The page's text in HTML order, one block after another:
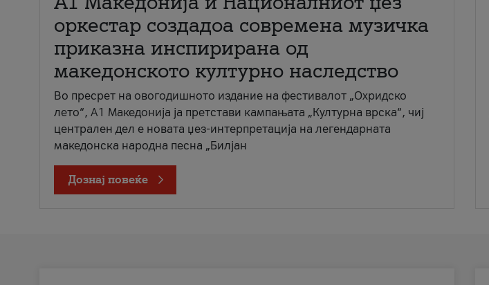
оркестар создадоа современа музичка
приказна инспирирана од
македонското културно наследство
Во пресрет на овогодишното издание на фестивалот „Охридско
лето“, А1 Македонија ја претстави кампањата „Културна врска“, чиј
централен дел е новата џез-интерпретација на легендарната
македонска народна песна „Билјан
Дознај повеќе